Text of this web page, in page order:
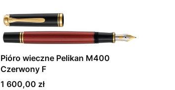
Pióro wieczne Pelikan M400
Czerwony F
Cena
1 600,00 zł